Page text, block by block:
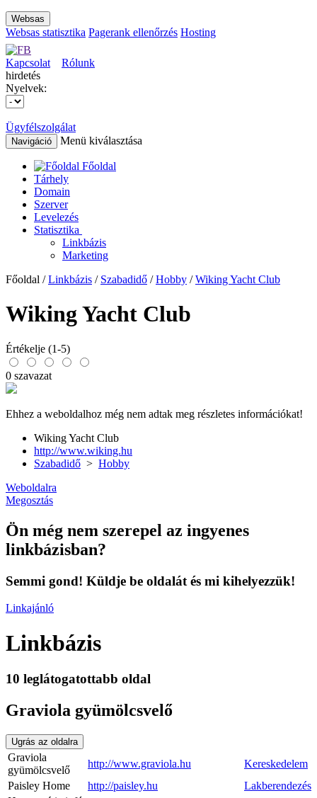
Websas
Websas statisztika Pagerank ellenőrzés Hosting
Kapcsolat
Rólunk
hirdetés
Nyelvek:
Ügyfélszolgálat
Navigáció Menü kiválasztása
Főoldal
Tárhely
Domain
Szerver
Levelezés
Statisztika
Linkbázis
Marketing
Főoldal /Linkbázis / Szabadidő /Hobby /Wiking Yacht Club
Wiking Yacht Club
Értékelje (1-5)
0 szavazat
Ehhez a weboldalhoz még nem adtak meg részletes információkat!
Wiking Yacht Club
http://www.wiking.hu
Szabadidő > Hobby
Weboldalra
Megosztás
Ön még nem szerepel az ingyenes
linkbázisban?
Semmi gond! Küldje be oldalát és mi kihelyezzük!
Linkajánló
Linkbázis
10 leglátogatottabb oldal
Graviola gyümölcsvelő
Ugrás az oldalra
Graviola
gyümölcsvelő
http://www.graviola.hu
Kereskedelem
Paisley Home
http://paisley.hu
Lakberendezés